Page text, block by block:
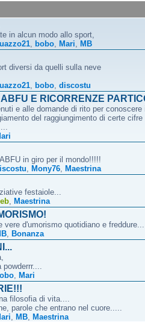
in alcun modo allo sport,
bobo Mari MB
diversi da quelli sulla neve
bobo discostu
E RICORRENZE
e alle domande di rito per
del raggiungimento di certe cifre
in giro per il mondo!!!!!
Mony76 Maestrina
festaiole...
Maestrina
vere d'umorismo quotidiano e
Bonanza
Mari
filosofia di vita....
parole che entrano nel cuore.....
MB Maestrina